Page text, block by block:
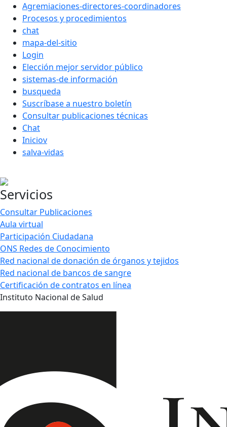
Agremiaciones-directores-coordinadores
Procesos y procedimientos
chat
mapa-del-sitio
Login
Elección mejor servidor público
sistemas-de información
busqueda
Suscríbase a nuestro boletín
Consultar publicaciones técnicas
Chat
Iniciov
salva-vidas
Servicios
Consultar Publicaciones
Aula virtual
Participación Ciudadana
ONS Redes de Conocimiento
Red nacional de donación de órganos y tejidos
Red nacional de bancos de sangre
Certificación de contratos en línea
Instituto Nacional de Salud